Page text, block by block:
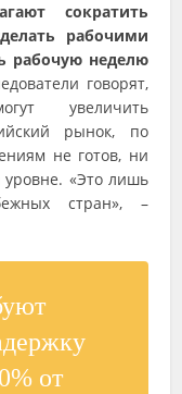
сократить
рабочими
рабочую неделю
говорят,
увеличить
рынок, по
не готов, ни
«Это лишь
стран», –
от